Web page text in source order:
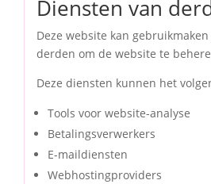
Diensten van
Deze website kan
derden om de website te
Deze diensten kunnen het
Tools voor website-analyse
Betalingsverwerkers
E-maildiensten
Webhostingproviders